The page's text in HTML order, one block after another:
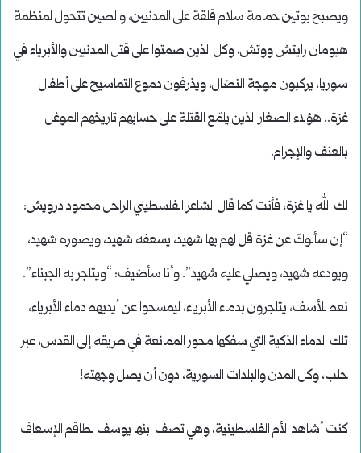
ويصبح بوتين حمامة سلام قلقة على المدنيين، والصين تتحول لمنظمة
هيومان رايتش ووتش، وكل الذين صمتوا على قتل المدنيين والأبرياء في
سوريا، يركبون موجة النضال، ويذرفون دموع التماسيح على أطفال
غزة.. هؤلاء الصغار الذين يلمّع القتلة على حسابهم تاريخهم الموغل
بالعنف والإجرام.
لك الله يا غزة، فأنت كما قال الشاعر الفلسطيني الراحل محمود درويش:
“إن سألوكَ عن غزة قل لهم بها شهيد، يسعفه شهيد، ويصوره شهيد،
ويودعه شهيد، ويصلي عليه شهيد”. وأنا سأضيف: “ويتاجر به الجبناء”.
نعم للأسف، يتاجرون بدماء الأبرياء، ليمسحوا عن أيديهم دماء الأبرياء،
تلك الدماء الذكية التي سفكها محور الممانعة في طريقه إلى القدس، عبر
حلب، وكل المدن والبلدات السورية، دون أن يصل وجهته!
كنت أشاهد الأم الفلسطينية، وهي تصف ابنها يوسف لطاقم الإسعاف